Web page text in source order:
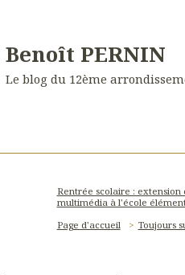
Benoît PERNIN
Le blog du 12ème
Rentrée scolaire : extension
multimédia à l'école
Page d'accueil
Toujours